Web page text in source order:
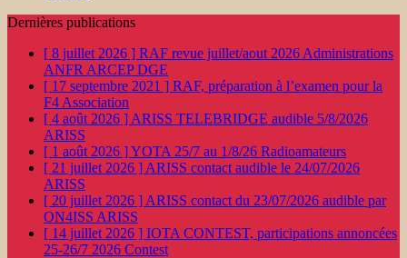
Dernières publications
[ 8 juillet 2026 ] RAF revue juillet/aout 2026 Administrations
ANFR ARCEP DGE
[ 17 septembre 2021 ] RAF, préparation à l’examen pour la
F4 Association
[ 4 août 2026 ] ARISS TELEBRIDGE audible 5/8/2026
ARISS
[ 1 août 2026 ]YOTA 25/7 au 1/8/26 Radioamateurs
[ 21 juillet 2026 ] ARISS contact audible le 24/07/2026
ARISS
[ 20 juillet 2026 ] ARISS contact du 23/07/2026 audible par
ON4ISS ARISS
[ 14 juillet 2026 ] IOTA CONTEST, participations annoncées
25-26/7 2026 Contest